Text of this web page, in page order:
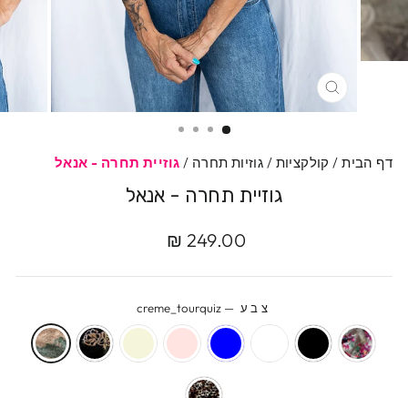
סגרי
דף הבית / קולקציות / גוזיות תחרה / גוזיית תחרה - אנאל
גוזיית תחרה - אנאל
מחיר
מחיר
249.00 ₪
צבע—
creme_tourquiz